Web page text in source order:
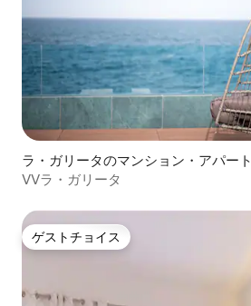
ラ・ガリータのマンション・アパート
VVラ・ガリータ
ゲストチョイス
ゲストチョイス